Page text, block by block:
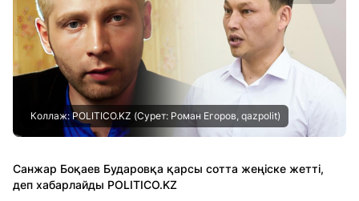
Коллаж: POLITICO.KZ (Сурет: Роман Егоров, qazpolit)
Санжар Боқаев Бударовқа қарсы сотта жеңіске жетті,
деп хабарлайды POLITICO.KZ